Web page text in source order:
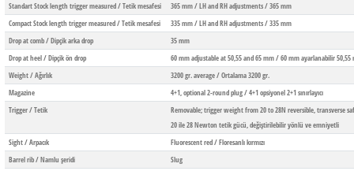
Standart Stock length trigger measured / Tetik mesafesi
365 mm / LH and RH adjustments / 365 mm
Compact Stock length trigger measured / Tetik mesafesi
335 mm / LH and RH adjustments / 335 mm
Drop at comb / Dipçik arka drop
35 mm
Drop at heel / Dipçik ön drop
60 mm adjustable at 50,55 and 65 mm / 60 mm ayarlanabilir 50,55
Weight / Ağırlık
3200 gr. average / Ortalama 3200 gr.
Magazine
4+1, optional 2-round plug / 4+1 opsiyonel 2+1 sınırlayıcı
Trigger / Tetik
Removable; trigger weight from 20 to 28N reversible, transverse
20 ile 28 Newton tetik gücü, değiştirilebilir yönlü ve emniyetli
Sight / Arpacık
Fluorescent red / Floresanlı kırmızı
Barrel rib / Namlu şeridi
Slug